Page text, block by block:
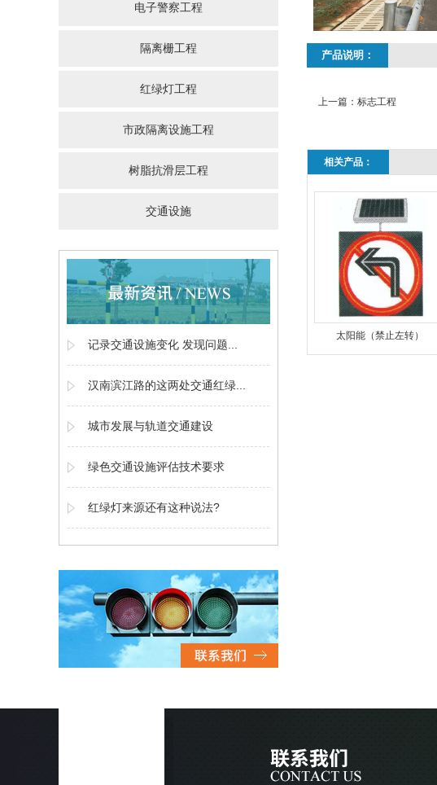
电子警察工程
隔离栅工程
红绿灯工程
市政隔离设施工程
树脂抗滑层工程
交通设施
记录交通设施变化 发现问题...
汉南滨江路的这两处交通红绿...
城市发展与轨道交通建设
绿色交通设施评估技术要求
红绿灯来源还有这种说法?
产品说明：
上一篇： 标志工程
相关产品：
太阳能（禁止左转）